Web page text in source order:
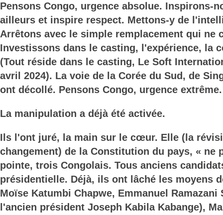
Pensons Congo, urgence absolue. Inspirons-
ailleurs et inspire respect. Mettons-y de
Arrêtons avec le simple remplacement qui ne
Investissons dans le casting, l'expérience, la
(Tout réside dans le casting, Le Soft
avril 2024). La voie de la Corée du Sud, de
ont décollé. Pensons Congo, urgence extrême.
La manipulation a déjà été activée.
Ils l'ont juré, la main sur le cœur. Elle (la
changement) de la Constitution du pays, « ne
pointe, trois Congolais. Tous anciens
présidentielle. Déjà, ils ont lâché les moyens
Moïse Katumbi Chapwe, Emmanuel Ramazani
l'ancien président Joseph Kabila Kabange),